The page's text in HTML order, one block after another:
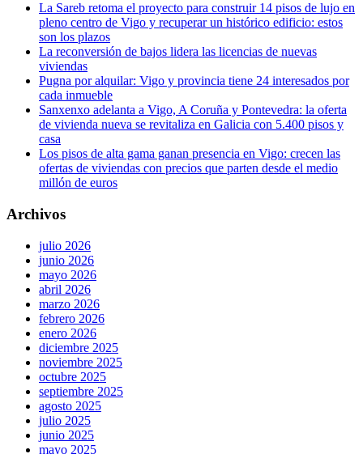
La Sareb retoma el proyecto para construir 14 pisos de lujo en
pleno centro de Vigo y recuperar un histórico edificio: estos
son los plazos
La reconversión de bajos lidera las licencias de nuevas
viviendas
Pugna por alquilar: Vigo y provincia tiene 24 interesados por
cada inmueble
Sanxenxo adelanta a Vigo, A Coruña y Pontevedra: la oferta
de vivienda nueva se revitaliza en Galicia con 5.400 pisos y
casa
Los pisos de alta gama ganan presencia en Vigo: crecen las
ofertas de viviendas con precios que parten desde el medio
millón de euros
Archivos
julio 2026
junio 2026
mayo 2026
abril 2026
marzo 2026
febrero 2026
enero 2026
diciembre 2025
noviembre 2025
octubre 2025
septiembre 2025
agosto 2025
julio 2025
junio 2025
mayo 2025